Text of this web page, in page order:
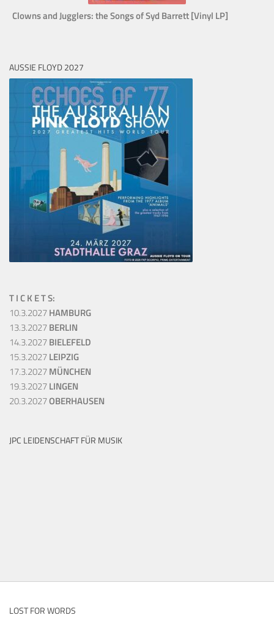
Clowns and Jugglers: the Songs of Syd Barrett [Vinyl LP]
AUSSIE FLOYD 2027
T I C K E T S:
10.3.2027HAMBURG
13.3.2027BERLIN
14.3.2027BIELEFELD
15.3.2027LEIPZIG
17.3.2027MÜNCHEN
19.3.2027LINGEN
20.3.2027OBERHAUSEN
JPC LEIDENSCHAFT FÜR MUSIK
LOST FOR WORDS